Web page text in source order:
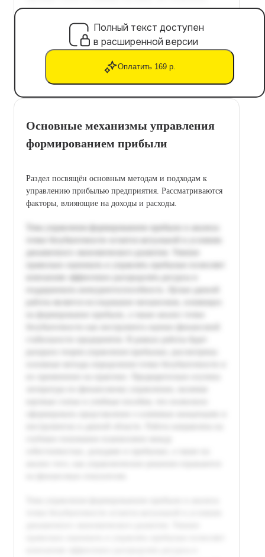
Полный текст доступен
в расширенной версии
Оплатить 169 р.
Основные механизмы управления
формированием прибыли
Раздел посвящён основным методам и подходам к
управлению прибылью предприятия. Рассматриваются
факторы, влияющие на доходы и расходы.